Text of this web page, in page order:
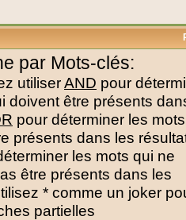
par Mots-clés:
utiliserAND pour
doivent être présents
pour déterminer les
présents dans les
les mots qui ne
être présents dans les
* comme un joker
partielles